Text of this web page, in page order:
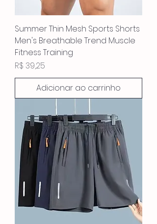
Summer Thin Mesh Sports Shorts
Men's Breathable Trend Muscle
Fitness Training
Preço
R$ 39,25
Adicionar ao carrinho